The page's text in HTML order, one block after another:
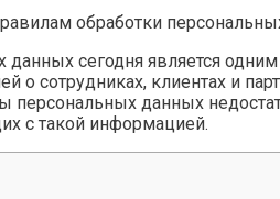
обработки
данных сегодня является
о сотрудниках, клиентах и
персональных данных
с такой информацией.